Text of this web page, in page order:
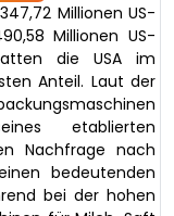
Millionen US-
Millionen US-
die USA im
Anteil. Laut der
etablierten
Nachfrage nach
bedeutenden
bei der hohen